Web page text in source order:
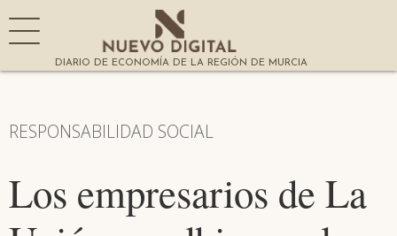
DIARIO DE ECONOMÍA DE LA REGIÓN DE MURCIA
RESPONSABILIDAD SOCIAL
Los empresarios de La